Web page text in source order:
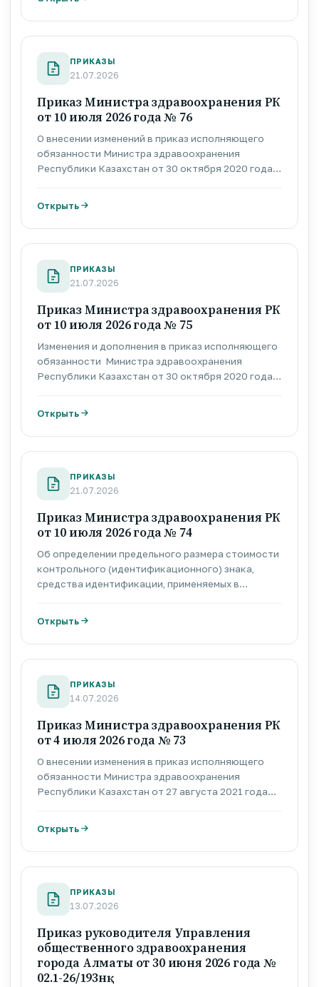
амбулаторных условиях»
ПРИКАЗЫ
21.07.2026
Приказ Министра здравоохранения РК
от 10 июля 2026 года № 76
О внесении изменений в приказ исполняющего
обязанности Министра здравоохранения
Республики Казахстан от 30 октября 2020 года
гарантированного объема бесплатной
медицинской помощи и в системе обязательного
социального медицинского страхования»
Открыть
ПРИКАЗЫ
21.07.2026
Приказ Министра здравоохранения РК
от 10 июля 2026 года № 75
Изменения и дополнения в приказ исполняющего
обязанности Министра здравоохранения
Республики Казахстан от 30 октября 2020 года
исследованиям, а также правил, объема и
периодичности проведения данных
исследований»
Открыть
ПРИКАЗЫ
21.07.2026
Приказ Министра здравоохранения РК
от 10 июля 2026 года № 74
Об определении предельного размера стоимости
контрольного (идентификационного) знака,
средства идентификации, применяемых в
Открыть
ПРИКАЗЫ
14.07.2026
Приказ Министра здравоохранения РК
от 4 июля 2026 года № 73
О внесении изменения в приказ исполняющего
обязанности Министра здравоохранения
Республики Казахстан от 27 августа 2021 года
лекарственного средства, предельных цен на
торговое наименование лекарственного
средства для розничной и оптовой реализации».
Открыть
ПРИКАЗЫ
13.07.2026
Приказ руководителя Управления
общественного здравоохранения
города Алматы от 30 июня 2026 года №
02.1-26/193нқ